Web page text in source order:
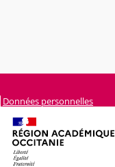
Données personnelles